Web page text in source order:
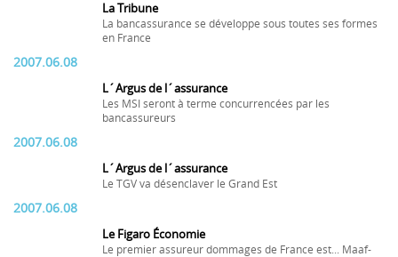
La Tribune
La bancassurance se développe sous toutes ses formes
en France
2007.06.08
L´Argus de l´assurance
Les MSI seront à terme concurrencées par les
bancassureurs
2007.06.08
L´Argus de l´assurance
Le TGV va désenclaver le Grand Est
2007.06.08
Le Figaro Économie
Le premier assureur dommages de France est... Maaf-